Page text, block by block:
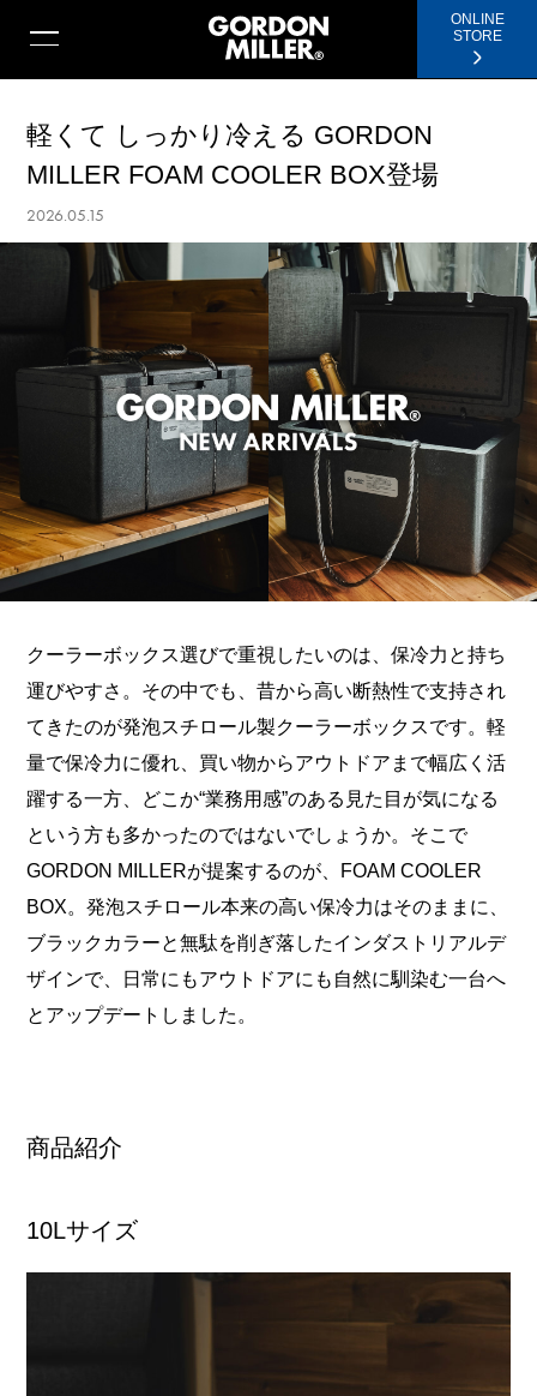
ONLINE
STORE
軽くて しっかり冷える GORDON
MILLER FOAM COOLER BOX登場
2026.05.15
クーラーボックス選びで重視したいのは、保冷力と持ち
運びやすさ。その中でも、昔から高い断熱性で支持され
てきたのが発泡スチロール製クーラーボックスです。軽
量で保冷力に優れ、買い物からアウトドアまで幅広く活
躍する一方、どこか“業務用感”のある見た目が気になる
という方も多かったのではないでしょうか。そこで
GORDON MILLERが提案するのが、FOAM COOLER
BOX。発泡スチロール本来の高い保冷力はそのままに、
ブラックカラーと無駄を削ぎ落したインダストリアルデ
ザインで、日常にもアウトドアにも自然に馴染む一台へ
とアップデートしました。
商品紹介
10Lサイズ